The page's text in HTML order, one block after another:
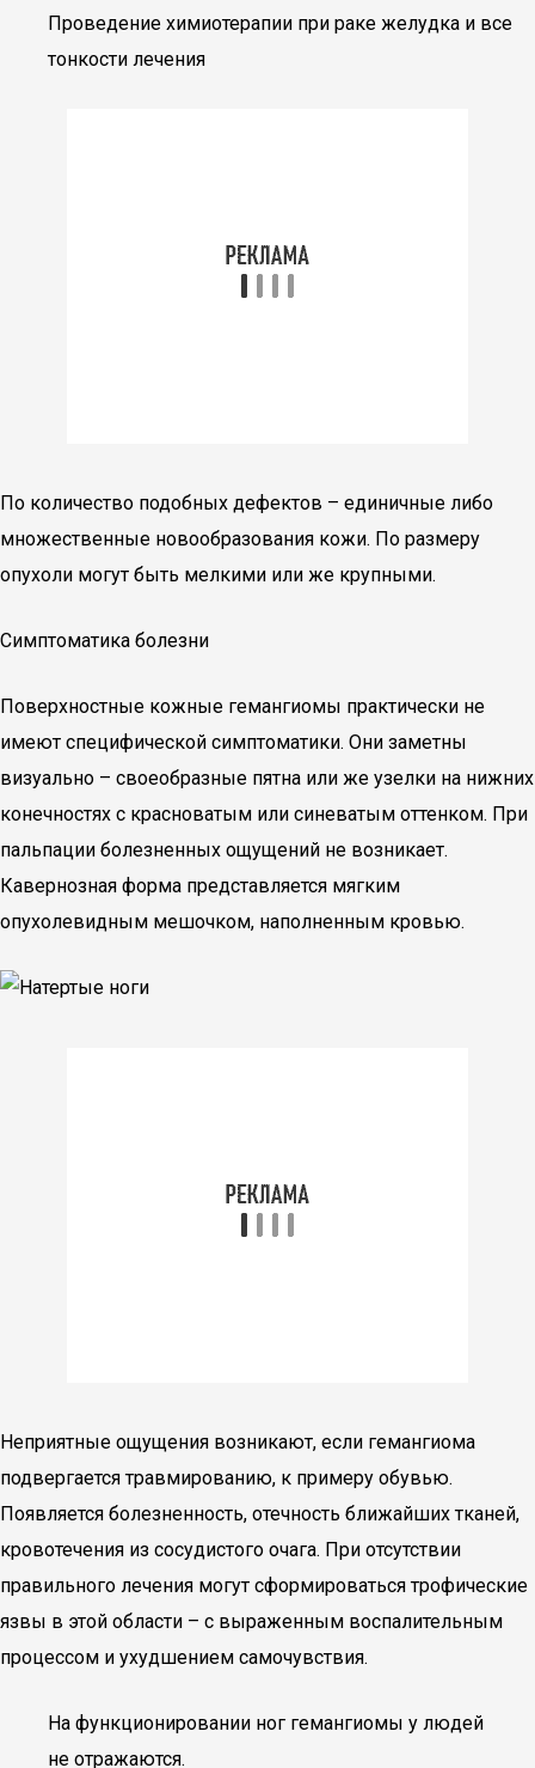
Проведение химиотерапии при раке желудка и все
тонкости лечения
По количество подобных дефектов – единичные либо
множественные новообразования кожи. По размеру
опухоли могут быть мелкими или же крупными.
Симптоматика болезни
Поверхностные кожные гемангиомы практически не
имеют специфической симптоматики. Они заметны
визуально – своеобразные пятна или же узелки на нижних
конечностях с красноватым или синеватым оттенком. При
пальпации болезненных ощущений не возникает.
Кавернозная форма представляется мягким
опухолевидным мешочком, наполненным кровью.
Неприятные ощущения возникают, если гемангиома
подвергается травмированию, к примеру обувью.
Появляется болезненность, отечность ближайших тканей,
кровотечения из сосудистого очага. При отсутствии
правильного лечения могут сформироваться трофические
язвы в этой области – с выраженным воспалительным
процессом и ухудшением самочувствия.
На функционировании ног гемангиомы у людей
не отражаются.